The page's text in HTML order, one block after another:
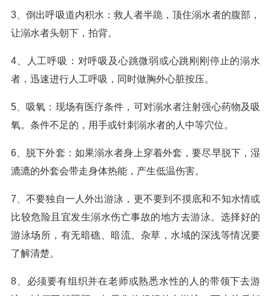
3、倒出呼吸道内积水：救人者半跪，顶住溺水者的腹部，
让溺水者头朝下，拍背。
4、人工呼吸：对呼吸及心跳微弱或心跳刚刚停止的溺水
者，迅速进行人工呼吸，同时做胸外心脏按压。
5、吸氧：现场有医疗条件，可对溺水者注射强心药物及吸
氧。条件不足的，用手或针刺溺水者的人中等穴位。
6、脱下外套：如果溺水者身上穿着外套，要尽早脱下，湿
漉漉的外套会带走身体热能，产生低温伤害。
7、不要独自一人外出游泳，更不要到不摸底和不知水情或
比较危险且宜发生溺水伤亡事故的地方去游泳。选择好的
游泳场所，有无暗礁、暗流、杂草，水域的深浅等情况要
了解清楚。
8、必须要有组织并在老师或熟悉水性的人的带领下去游